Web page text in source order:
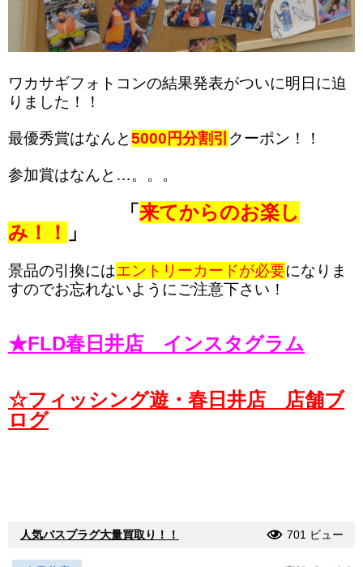
ワカサギフォトコンの結果発表がついに明日に迫
りました！！
最優秀賞はなんと5000円分割引 クーポン！！
参加賞はなんと…。。。
「来てからのお楽し
み！！
」
景品の引換にはエントリーカードが必要になりま
すのでお忘れないようにご注意下さい！
★FLD春日井店 インスタグラム
☆フィッシング遊・春日井店 店舗ブ
ログ
人気バスプラグ大量買取り！！ 701 ビュー